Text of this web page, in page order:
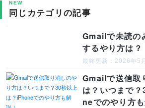
NEW
同じカテゴリの記事
Gmailで未読の
するやり方は？
最終更新：2026年5
Gmailで送信取
は？いつまで
neでのやり方も